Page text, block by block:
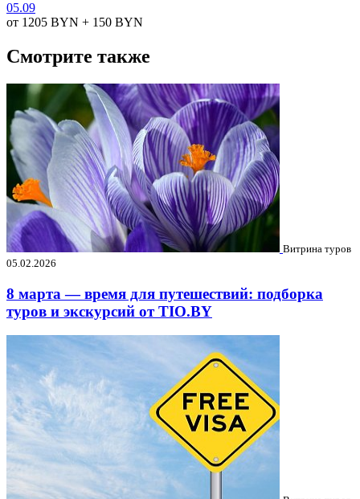
05.09
от 1205 BYN + 150 BYN
Смотрите также
Витрина туров
05.02.2026
8 марта — время для путешествий: подборка
туров и экскурсий от TIO.BY